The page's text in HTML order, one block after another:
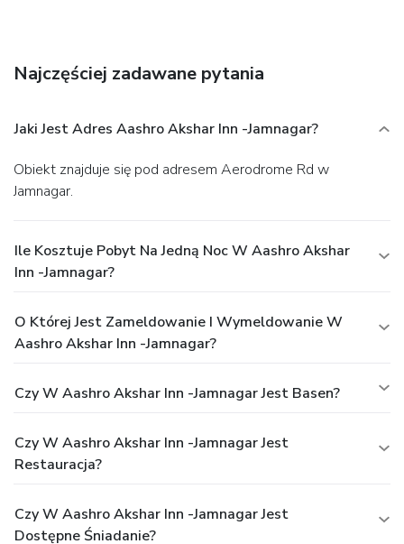
Najczęściej zadawane pytania
Jaki Jest Adres Aashro Akshar Inn -Jamnagar?
Obiekt znajduje się pod adresem Aerodrome Rd w
Jamnagar.
Ile Kosztuje Pobyt Na Jedną Noc W Aashro Akshar
Inn -Jamnagar?
O Której Jest Zameldowanie I Wymeldowanie W
Aashro Akshar Inn -Jamnagar?
Czy W Aashro Akshar Inn -Jamnagar Jest Basen?
Czy W Aashro Akshar Inn -Jamnagar Jest
Restauracja?
Czy W Aashro Akshar Inn -Jamnagar Jest
Dostępne Śniadanie?